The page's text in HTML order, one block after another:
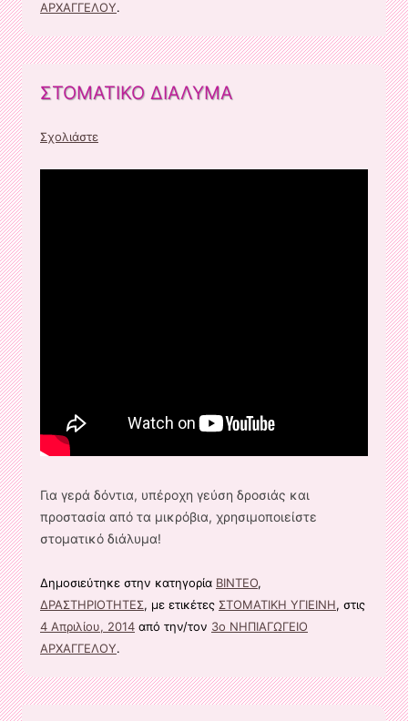
ΑΡΧΑΓΓΕΛΟΥ.
ΣΤΟΜΑΤΙΚΟ ΔΙΑΛΥΜΑ
Σχολιάστε
Για γερά δόντια, υπέροχη γεύση δροσιάς και
προστασία από τα μικρόβια, χρησιμοποιείστε
στοματικό διάλυμα!
Δημοσιεύτηκε στην κατηγορία ΒΙΝΤΕΟ,
ΔΡΑΣΤΗΡΙΟΤΗΤΕΣ, με ετικέτες ΣΤΟΜΑΤΙΚΗ ΥΓΙΕΙΝΗ, στις
4 Απριλίου, 2014 από την/τον 3ο ΝΗΠΙΑΓΩΓΕΙΟ
ΑΡΧΑΓΓΕΛΟΥ.